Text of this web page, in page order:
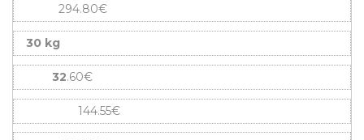
294.80€
30 kg
32.60€
144.55€